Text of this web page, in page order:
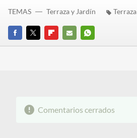
FACEBOOK
TWITTERFLIPBOARD
E-
WHATSAPP
TEMAS Terraza y Jardín Terraza
Comentarios cerrados